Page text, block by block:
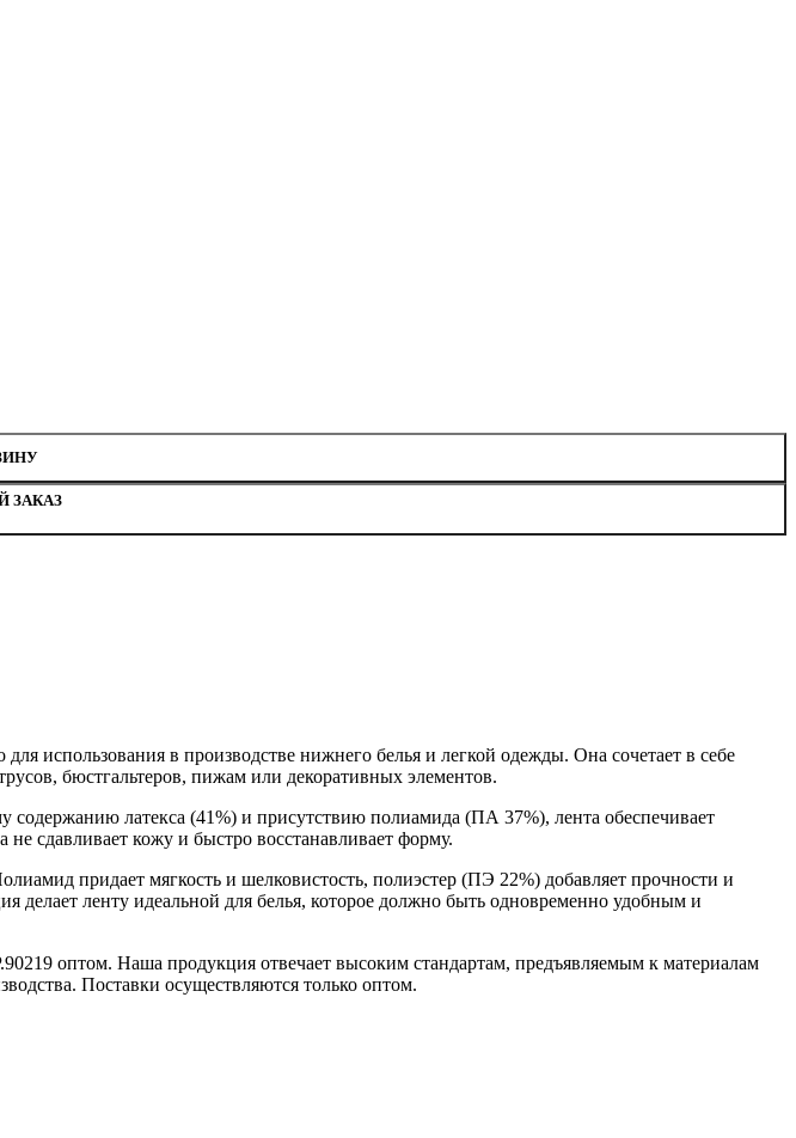
ЗАКАЗ
использования в производстве нижнего белья и легкой одежды. Она сочетает в себе
бюстгальтеров, пижам или декоративных элементов.
содержанию латекса (41%) и присутствию полиамида (ПА 37%), лента обеспечивает
сдавливает кожу и быстро восстанавливает форму.
придает мягкость и шелковистость, полиэстер (ПЭ 22%) добавляет прочности и
делает ленту идеальной для белья, которое должно быть одновременно удобным и
оптом. Наша продукция отвечает высоким стандартам, предъявляемым к материалам
Поставки осуществляются только оптом.